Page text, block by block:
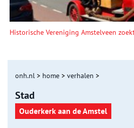
Historische Vereniging Amstelveen
onh.nl > home > verhalen >
Stad
Ouderkerk aan de Amstel